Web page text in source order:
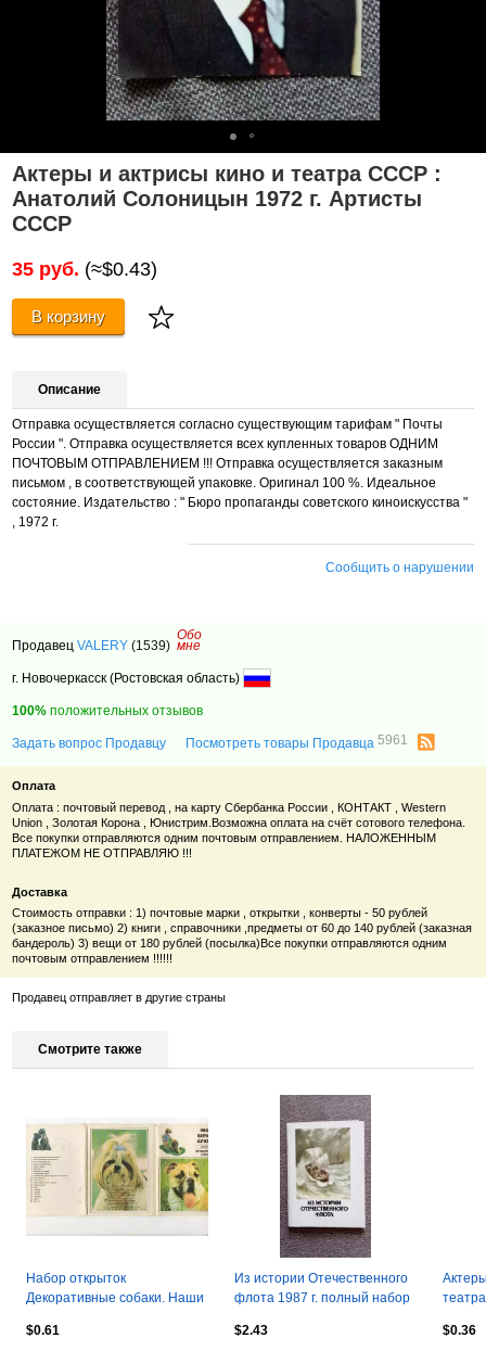
Актеры и актрисы кино и театра СССР :
Анатолий Солоницын 1972 г. Артисты
СССР
35 руб. (≈$0.43)
В корзину
Описание
Отправка осуществляется согласно существующим тарифам " Почты
России ". Отправка осуществляется всех купленных товаров ОДНИМ
ПОЧТОВЫМ ОТПРАВЛЕНИЕМ !!! Отправка осуществляется заказным
письмом , в соответствующей упаковке. Оригинал 100 %. Идеальное
состояние. Издательство : " Бюро пропаганды советского киноискусства "
, 1972 г.
Сообщить о нарушении
ПродавецVALERY (1539)
Обо
мне
г. Новочеркасск (Ростовская область)
100% положительных отзывов
Задать вопрос Продавцу Посмотреть товары Продавца5961
Оплата
Оплата : почтовый перевод , на карту Сбербанка России , КОНТАКТ , Western
Union , Золотая Корона , Юнистрим.Возможна оплата на счёт сотового телефона.
Все покупки отправляются одним почтовым отправлением. НАЛОЖЕННЫМ
ПЛАТЕЖОМ НЕ ОТПРАВЛЯЮ !!!
Доставка
Стоимость отправки : 1) почтовые марки , открытки , конверты - 50 рублей
(заказное письмо) 2) книги , справочники ,предметы от 60 до 140 рублей (заказная
бандероль) 3) вещи от 180 рублей (посылка)Все покупки отправляются одним
почтовым отправлением !!!!!!
Продавец отправляет в другие страны
Смотрите также
Набор открыток
Декоративные собаки. Наши
$0.61
Из истории Отечественного
флота 1987 г. полный набор
$2.43
г.
$0.36